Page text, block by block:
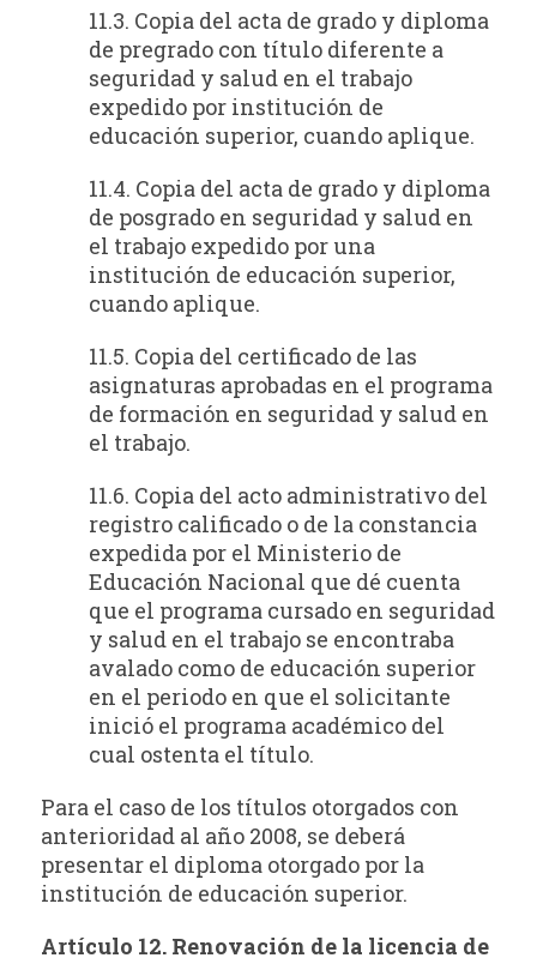
11.3. Copia del acta de grado y diploma
de pregrado con título diferente a
seguridad y salud en el trabajo
expedido por institución de
educación superior, cuando aplique.
11.4. Copia del acta de grado y diploma
de posgrado en seguridad y salud en
el trabajo expedido por una
institución de educación superior,
cuando aplique.
11.5. Copia del certificado de las
asignaturas aprobadas en el programa
de formación en seguridad y salud en
el trabajo.
11.6. Copia del acto administrativo del
registro calificado o de la constancia
expedida por el Ministerio de
Educación Nacional que dé cuenta
que el programa cursado en seguridad
y salud en el trabajo se encontraba
avalado como de educación superior
en el periodo en que el solicitante
inició el programa académico del
cual ostenta el título.
Para el caso de los títulos otorgados con
anterioridad al año 2008, se deberá
presentar el diploma otorgado por la
institución de educación superior.
Artículo 12. Renovación de la licencia de